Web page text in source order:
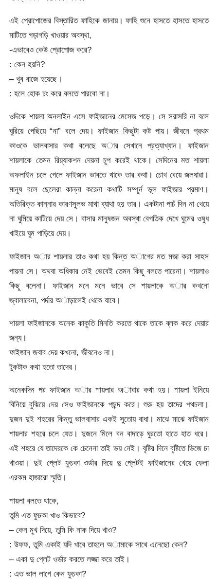
এই প্রোপোজের বিস্তারিত ফাহিকে জানায়। ফাহি শুনে হাসতে হাসতে হাসতে
মাটিতে গড়াগড়ি খাওয়ার অবস্থা,
-এভাবেও কেউ প্রোপোজ করে?
: কেন হয়নি?
– খুব বাজে হয়েছে।
: হলে হোক ঢং করে বলতে পারবো না।
ওদিকে শায়লা অনলাইন এসে ফাইজানের মেসেজ পড়ে। সে সরাসরি না বলে
ঘুরিয়ে পেছিয়ে “না” বলে দেয়। ফাইজান কিছুটা কষ্ট পায়। জীবনে প্রথম
কাওকে ভালবাসার কথা বলেছে অার ‌সেখানে প্রত্যাখ্যান। ফাইজান
শায়লাকে তেমন রিয়্যাকশন দেয়না চুপ করেই থাকে। সেদিনের মত শায়লা
অফলাইন চলে গেলে ফাইজান ভাবতে থাকে তার কথা। চোখ বেয়ে জলধারা।
মানুষ বলে ছেলেরা কান্না করেনা কথাটি সম্পূর্ন ভূল ফাইজার প্রমাণ।
অতিরিক্ত কান্নার কারণসুলভ মাথা ব্যাথা হয় তার। একটানা পাচঁ দিন না খেয়ে
না ঘুমিয়ে কাটিয়ে দেয় সে। বাসার মানুষজন অবস্থা বেগতিক দেখে ঘুমের ওষুধ
খাইয়ে ঘুম পাড়িয়ে দেয়।
ফাইজান অার শায়লার তাও কথা হয় কিন্ত অাগের মত মজা করা সাহস
পায়না সে। অথবা অধিকার নেই ভেবেই তেমন কিছু বলতে পারেনা। শায়লাও
কিছু বলেনা। ফাইজান মনে মনে ভাবে সে শায়লাকে অার কখনো
জ্বালাবেনা, পর্দার অাড়ালেই থেকে যাবে।
শায়লা ফাইজানকে অনেক কাকুতি মিনতি করতে থাকে তাকে ব্লক করে দেয়ার
জন্য।
ফাইজান জবাব দেয় কখনো, জীবনেও না।
টুকটাক কথা হতো তাদের।
অনেকদিন পর ফাইজান অার শায়লার অাবার কথা হয়। শায়লা ইনিয়ে
বিনিয়ে বুঝিয়ে দেয় সেও ফাইজানকে পছন্দ করে। শুরু হয় তাদের পথচলা।
দুজন দুই শহরের কিন্তু ভালবাসার একই সুতোয় বাধা। মাঝে মাঝে ফাইজান
শায়লার শহরে চলে যেত। দুজনে মিলে বন বাদাড়ে ঘুরতো হাতে হাত ধরে।
এই শহরে যে তাদেরকে কে চেনেনা তাই ভয় নেই। বৃষ্টির দিনে বৃষ্টিতে ভিজে চা
খাওয়া। দুই প্লেট ফুচকা ওর্ডার দিয়ে দু প্লেটই ফাইজানের খেয়ে ফেলা
এরকম হাজারো স্মৃতি।
শায়লা বলতে থাকে,
তুমি এত ফুচকা খাও কিভাবে?
– কেন মুখ দিয়ে, তুমি কি নাক দিয়ে খাও?
: উফফ, তুমি একাই যদি খাবে তাহলে অামাকে সাথে এনেছো কেন?
– একা দু প্লেট ওর্ডার করতে লজ্জা করে তাই।
: এত ভাল লাগে কেন ফুচকা?